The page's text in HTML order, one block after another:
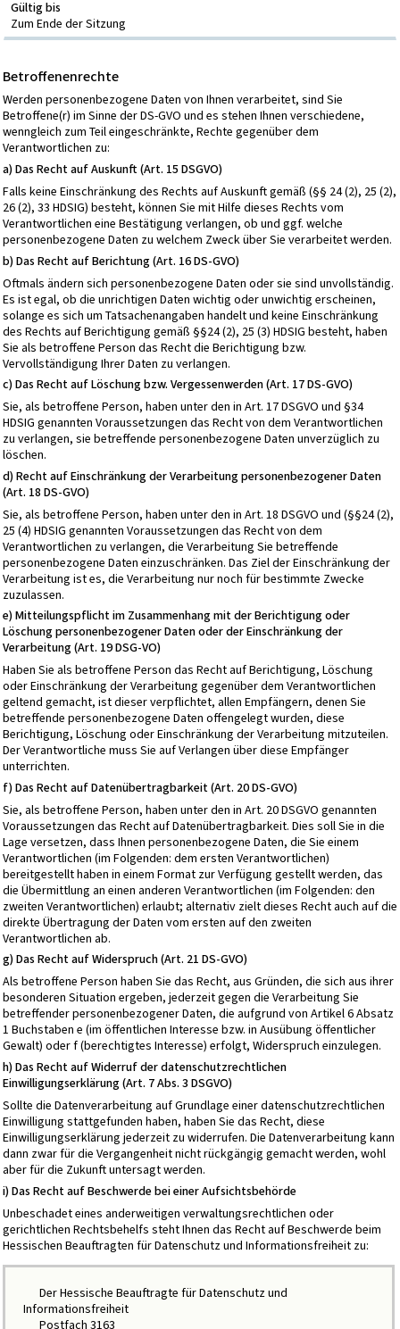
Gültig bis
Zum Ende der Sitzung
Betroffenenrechte
Werden personenbezogene Daten von Ihnen verarbeitet, sind Sie
Betroffene(r) im Sinne der DS-GVO und es stehen Ihnen verschiedene,
wenngleich zum Teil eingeschränkte, Rechte gegenüber dem
Verantwortlichen zu:
a) Das Recht auf Auskunft (Art. 15 DSGVO)
Falls keine Einschränkung des Rechts auf Auskunft gemäß (§§ 24 (2), 25 (2),
26 (2), 33 HDSIG) besteht, können Sie mit Hilfe dieses Rechts vom
Verantwortlichen eine Bestätigung verlangen, ob und ggf. welche
personenbezogene Daten zu welchem Zweck über Sie verarbeitet werden.
b) Das Recht auf Berichtung (Art. 16 DS-GVO)
Oftmals ändern sich personenbezogene Daten oder sie sind unvollständig.
Es ist egal, ob die unrichtigen Daten wichtig oder unwichtig erscheinen,
solange es sich um Tatsachenangaben handelt und keine Einschränkung
des Rechts auf Berichtigung gemäß §§24 (2), 25 (3) HDSIG besteht, haben
Sie als betroffene Person das Recht die Berichtigung bzw.
Vervollständigung Ihrer Daten zu verlangen.
c) Das Recht auf Löschung bzw. Vergessenwerden (Art. 17 DS-GVO)
Sie, als betroffene Person, haben unter den in Art. 17 DSGVO und §34
HDSIG genannten Voraussetzungen das Recht von dem Verantwortlichen
zu verlangen, sie betreffende personenbezogene Daten unverzüglich zu
löschen.
d) Recht auf Einschränkung der Verarbeitung personenbezogener Daten
(Art. 18 DS-GVO)
Sie, als betroffene Person, haben unter den in Art. 18 DSGVO und (§§24 (2),
25 (4) HDSIG genannten Voraussetzungen das Recht von dem
Verantwortlichen zu verlangen, die Verarbeitung Sie betreffende
personenbezogene Daten einzuschränken. Das Ziel der Einschränkung der
Verarbeitung ist es, die Verarbeitung nur noch für bestimmte Zwecke
zuzulassen.
e) Mitteilungspflicht im Zusammenhang mit der Berichtigung oder
Löschung personenbezogener Daten oder der Einschränkung der
Verarbeitung (Art. 19 DSG-VO)
Haben Sie als betroffene Person das Recht auf Berichtigung, Löschung
oder Einschränkung der Verarbeitung gegenüber dem Verantwortlichen
geltend gemacht, ist dieser verpflichtet, allen Empfängern, denen Sie
betreffende personenbezogene Daten offengelegt wurden, diese
Berichtigung, Löschung oder Einschränkung der Verarbeitung mitzuteilen.
Der Verantwortliche muss Sie auf Verlangen über diese Empfänger
unterrichten.
f) Das Recht auf Datenübertragbarkeit (Art. 20 DS-GVO)
Sie, als betroffene Person, haben unter den in Art. 20 DSGVO genannten
Voraussetzungen das Recht auf Datenübertragbarkeit. Dies soll Sie in die
Lage versetzen, dass Ihnen personenbezogene Daten, die Sie einem
Verantwortlichen (im Folgenden: dem ersten Verantwortlichen)
bereitgestellt haben in einem Format zur Verfügung gestellt werden, das
die Übermittlung an einen anderen Verantwortlichen (im Folgenden: den
zweiten Verantwortlichen) erlaubt; alternativ zielt dieses Recht auch auf die
direkte Übertragung der Daten vom ersten auf den zweiten
Verantwortlichen ab.
g) Das Recht auf Widerspruch (Art. 21 DS-GVO)
Als betroffene Person haben Sie das Recht, aus Gründen, die sich aus ihrer
besonderen Situation ergeben, jederzeit gegen die Verarbeitung Sie
betreffender personenbezogener Daten, die aufgrund von Artikel 6 Absatz
1 Buchstaben e (im öffentlichen Interesse bzw. in Ausübung öffentlicher
Gewalt) oder f (berechtigtes Interesse) erfolgt, Widerspruch einzulegen.
h) Das Recht auf Widerruf der datenschutzrechtlichen
Einwilligungserklärung (Art. 7 Abs. 3 DSGVO)
Sollte die Datenverarbeitung auf Grundlage einer datenschutzrechtlichen
Einwilligung stattgefunden haben, haben Sie das Recht, diese
Einwilligungserklärung jederzeit zu widerrufen. Die Datenverarbeitung kann
dann zwar für die Vergangenheit nicht rückgängig gemacht werden, wohl
aber für die Zukunft untersagt werden.
i) Das Recht auf Beschwerde bei einer Aufsichtsbehörde
Unbeschadet eines anderweitigen verwaltungsrechtlichen oder
gerichtlichen Rechtsbehelfs steht Ihnen das Recht auf Beschwerde beim
Hessischen Beauftragten für Datenschutz und Informationsfreiheit zu:
Der Hessische Beauftragte für Datenschutz und
Informationsfreiheit
Postfach 3163